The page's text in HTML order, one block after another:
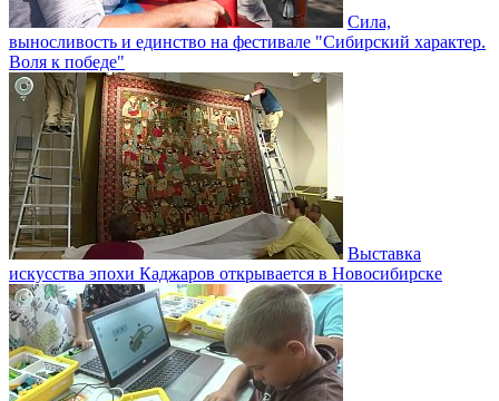
Сила,
выносливость и единство на фестивале "Сибирский характер.
Воля к победе"
Выставка
искусства эпохи Каджаров открывается в Новосибирске